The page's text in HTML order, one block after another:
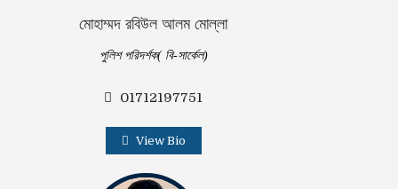
মোহাম্মদ রবিউল আলম মোল্লা
পুলিশ পরিদর্শক( বি-সার্কেল)
01712197751
View Bio